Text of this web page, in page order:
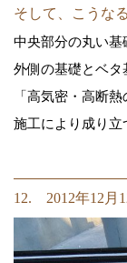
そして、こうなる
中央部分の丸い基
外側の基礎とベタ
「高気密・高断
施工により成り立
12. 2012年12月